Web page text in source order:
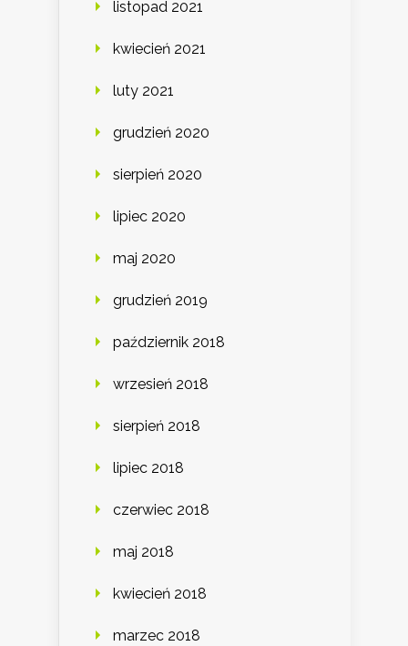
listopad 2021
kwiecień 2021
luty 2021
grudzień 2020
sierpień 2020
lipiec 2020
maj 2020
grudzień 2019
październik 2018
wrzesień 2018
sierpień 2018
lipiec 2018
czerwiec 2018
maj 2018
kwiecień 2018
marzec 2018